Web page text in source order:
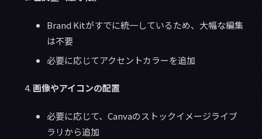
Brand Kitがすでに統一しているため、大幅な編集
は不要
必要に応じてアクセントカラーを追加
画像やアイコンの配置
必要に応じて、Canvaのストックイメージライブ
ラリから追加